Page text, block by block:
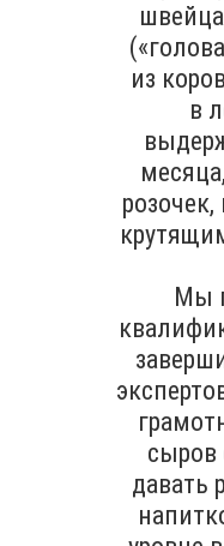
из
в
Мы
сыров
давать